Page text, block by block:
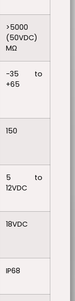
>5000
(50VDC)
MΩ
-35 to
+65
150
5 to
12VDC
18VDC
IP68